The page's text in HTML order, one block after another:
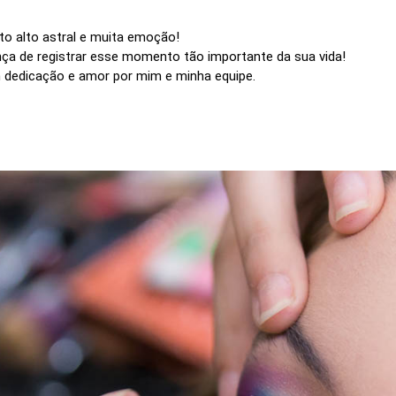
alto astral e muita emoção!
de registrar esse momento tão importante da sua vida!
e amor por mim e minha equipe.